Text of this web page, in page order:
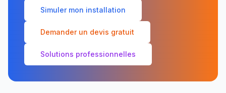
Simuler mon installation
Demander un devis gratuit
Solutions professionnelles